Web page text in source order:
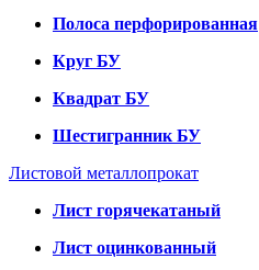
Полоса перфорированная
Круг БУ
Квадрат БУ
Шестигранник БУ
Листовой металлопрокат
Лист горячекатаный
Лист оцинкованный